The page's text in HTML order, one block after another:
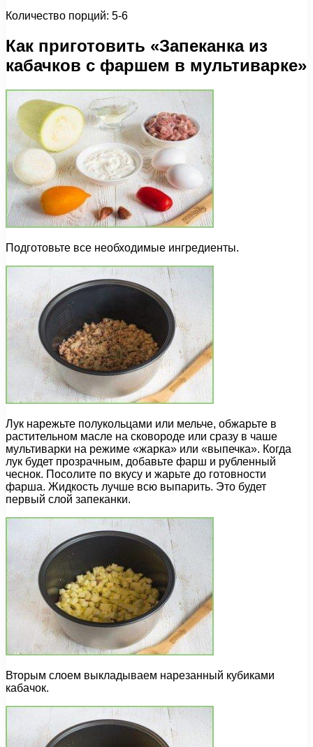
Количество порций: 5-6
Как приготовить «Запеканка из
кабачков с фаршем в мультиварке»
Подготовьте все необходимые ингредиенты.
Лук нарежьте полукольцами или мельче, обжарьте в
растительном масле на сковороде или сразу в чаше
мультиварки на режиме «жарка» или «выпечка». Когда
лук будет прозрачным, добавьте фарш и рубленный
чеснок. Посолите по вкусу и жарьте до готовности
фарша. Жидкость лучше всю выпарить. Это будет
первый слой запеканки.
Вторым слоем выкладываем нарезанный кубиками
кабачок.